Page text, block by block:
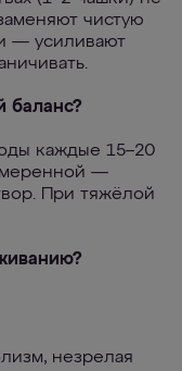
чистую
— усиливают
баланс?
каждые 15–20
—
При тяжёлой
незрелая